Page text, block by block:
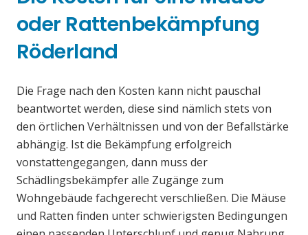
oder Rattenbekämpfung
Röderland
Die Frage nach den Kosten kann nicht pauschal
beantwortet werden, diese sind nämlich stets von
den örtlichen Verhältnissen und von der Befallstärke
abhängig. Ist die Bekämpfung erfolgreich
vonstattengegangen, dann muss der
Schädlingsbekämpfer alle Zugänge zum
Wohngebäude fachgerecht verschließen. Die Mäuse
und Ratten finden unter schwierigsten Bedingungen